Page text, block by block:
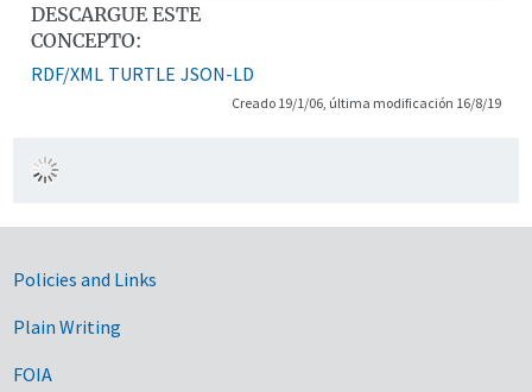
DESCARGUE ESTE
CONCEPTO:
RDF/XML TURTLE JSON-LD
Creado 19/1/06, última modificación 16/8/19
Government Links
Policies and Links
Plain Writing
FOIA